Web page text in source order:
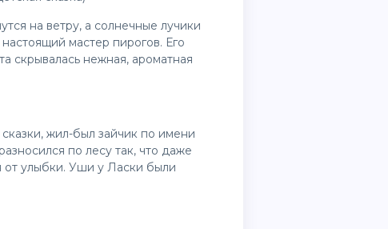
на ветру, а солнечные лучики
мастер пирогов. Его
скрывалась нежная, ароматная
жил-был зайчик по имени
по лесу так, что даже
от улыбки. Уши у Ласки были